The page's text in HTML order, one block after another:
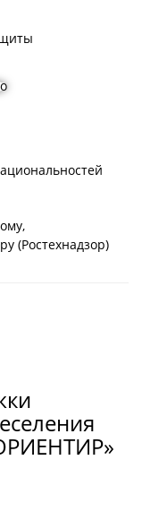
(Ростехнадзор)